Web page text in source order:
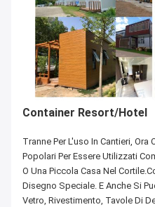
Container Resort/Hotel
Tranne Per L'uso In Cantieri,
Popolari Per Essere Utilizzati
O Una Piccola Casa Nel
Disegno Speciale. E Anche Si
Vetro, Rivestimento, Tavole Di